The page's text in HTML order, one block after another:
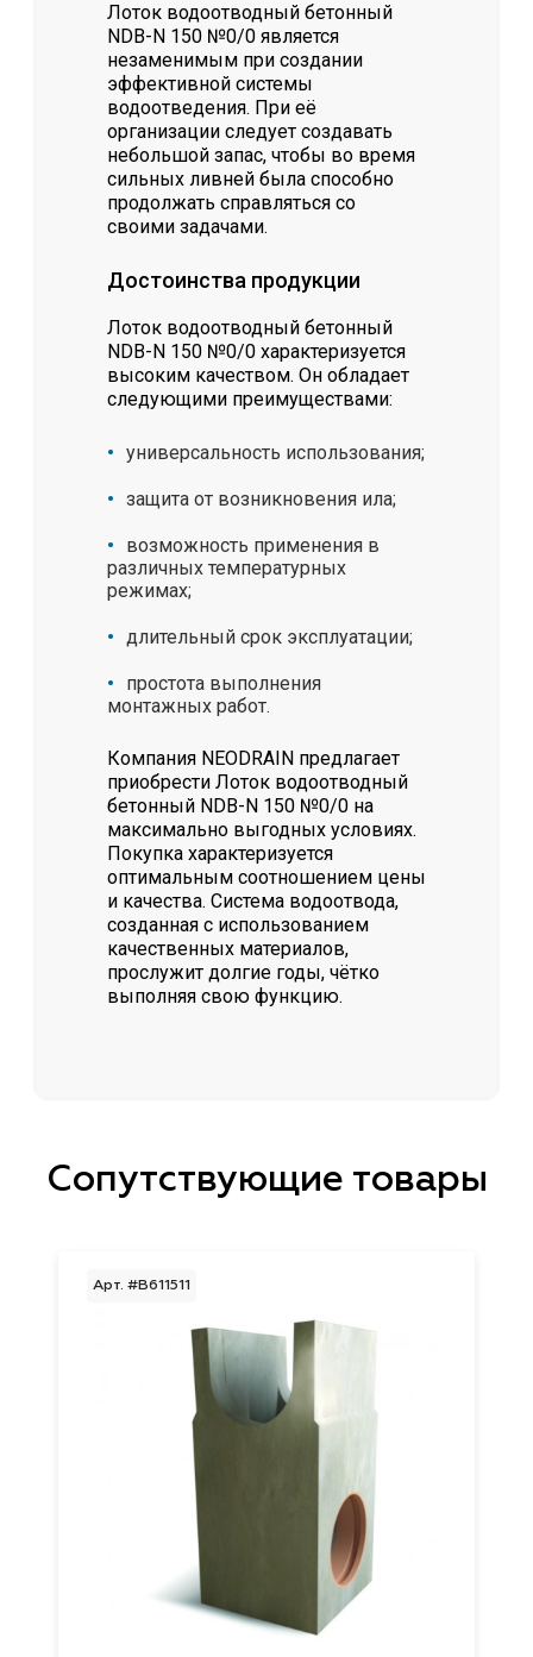
Лоток водоотводный бетонный
NDB-N 150 №0/0 является
незаменимым при создании
эффективной системы
водоотведения. При её
организации следует создавать
небольшой запас, чтобы во время
сильных ливней была способно
продолжать справляться со
своими задачами.
Достоинства продукции
Лоток водоотводный бетонный
NDB-N 150 №0/0 характеризуется
высоким качеством. Он обладает
следующими преимуществами:
универсальность использования;
защита от возникновения ила;
возможность применения в
различных температурных
режимах;
длительный срок эксплуатации;
простота выполнения
монтажных работ.
Компания NEODRAIN предлагает
приобрести Лоток водоотводный
бетонный NDB-N 150 №0/0 на
максимально выгодных условиях.
Покупка характеризуется
оптимальным соотношением цены
и качества. Система водоотвода,
созданная с использованием
качественных материалов,
прослужит долгие годы, чётко
выполняя свою функцию.
Сопутствующие товары
Арт. #B611511